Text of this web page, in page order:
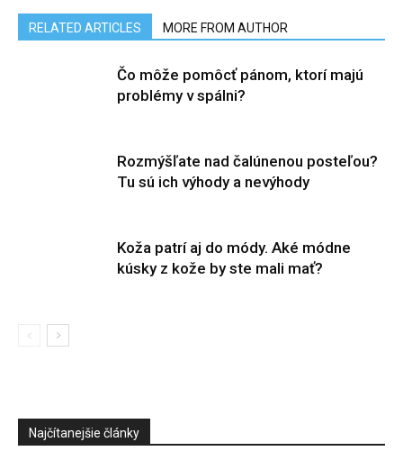
RELATED ARTICLES MORE FROM AUTHOR
Čo môže pomôcť pánom, ktorí majú
problémy v spálni?
Rozmýšľate nad čalúnenou posteľou?
Tu sú ich výhody a nevýhody
Koža patrí aj do módy. Aké módne
kúsky z kože by ste mali mať?
Najčítanejšie články